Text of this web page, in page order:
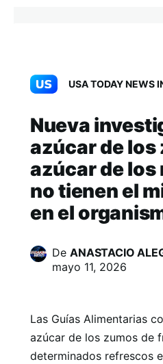
USA TODAY NEWS
Nueva
azúcar de los
azúcar de los
no tienen el
en el
De ANASTACIO
mayo 11, 2026
Las Guías Alimentarias
azúcar de los zumos de
determinados refrescos